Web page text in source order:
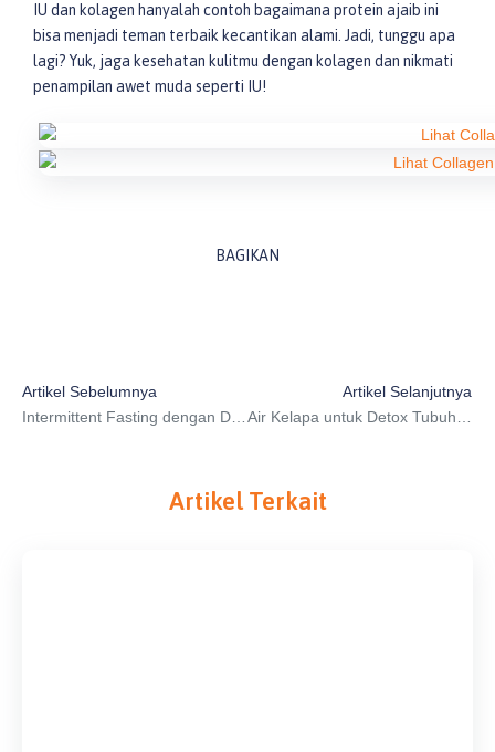
IU dan kolagen hanyalah contoh bagaimana protein ajaib ini
bisa menjadi teman terbaik kecantikan alami. Jadi, tunggu apa
lagi? Yuk, jaga kesehatan kulitmu dengan kolagen dan nikmati
penampilan awet muda seperti IU!
BAGIKAN
Artikel Sebelumnya
Artikel Selanjutnya
Artikel Terkait